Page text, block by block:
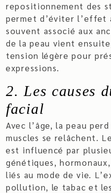
repositionnement des
permet d’éviter
souvent associé aux
de la peau vient
tension légère pour
expressions.
2. Les causes
facial
Avec l’âge, la peau
muscles se relâchent.
est influencé par
génétiques,
liés au mode de vie.
pollution, le tabac et